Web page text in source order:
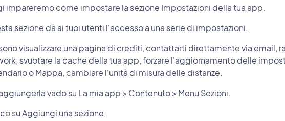
impareremo come impostare la sezione Impostazioni della tua app.
sezione dà ai tuoi utenti l'accesso a una serie di impostazioni.
visualizzare una pagina di crediti, contattarti direttamente via email,
svuotare la cache della tua app, forzare l'aggiornamento delle
o Mappa, cambiare l'unità di misura delle distanze.
vado su La mia app > Contenuto > Menu Sezioni.
su Aggiungi una sezione,